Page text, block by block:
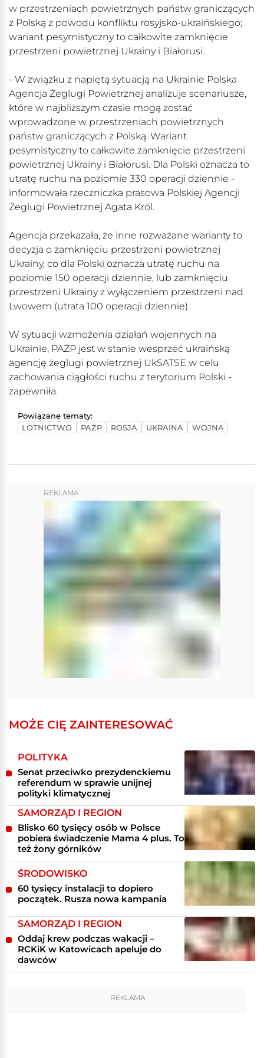
w przestrzeniach powietrznych państw graniczących
z Polską z powodu konfliktu rosyjsko-ukraińskiego;
wariant pesymistyczny to całkowite zamknięcie
przestrzeni powietrznej Ukrainy i Białorusi.
- W związku z napiętą sytuacją na Ukrainie Polska
Agencja Żeglugi Powietrznej analizuje scenariusze,
które w najbliższym czasie mogą zostać
wprowadzone w przestrzeniach powietrznych
państw graniczących z Polską. Wariant
pesymistyczny to całkowite zamknięcie przestrzeni
powietrznej Ukrainy i Białorusi. Dla Polski oznacza to
utratę ruchu na poziomie 330 operacji dziennie -
informowała rzeczniczka prasowa Polskiej Agencji
Żeglugi Powietrznej Agata Król.
Agencja przekazała, że inne rozważane warianty to
decyzja o zamknięciu przestrzeni powietrznej
Ukrainy, co dla Polski oznacza utratę ruchu na
poziomie 150 operacji dziennie, lub zamknięciu
przestrzeni Ukrainy z wyłączeniem przestrzeni nad
Lwowem (utrata 100 operacji dziennie).
W sytuacji wzmożenia działań wojennych na
Ukrainie, PAŻP jest w stanie wesprzeć ukraińską
agencję żeglugi powietrznej UkSATSE w celu
zachowania ciągłości ruchu z terytorium Polski -
zapewniła.
Powiązane tematy:
LOTNICTWO
PAŻP ROSJA UKRAINA WOJNA
REKLAMA
MOŻE CIĘ ZAINTERESOWAĆ
POLITYKA
Senat przeciwko prezydenckiemu
referendum w sprawie unijnej
polityki klimatycznej
SAMORZĄD I REGION
Blisko 60 tysięcy osób w Polsce
pobiera świadczenie Mama 4 plus. To
też żony górników
ŚRODOWISKO
60 tysięcy instalacji to dopiero
początek. Rusza nowa kampania
SAMORZĄD I REGION
Oddaj krew podczas wakacji –
RCKiK w Katowicach apeluje do
dawców
REKLAMA